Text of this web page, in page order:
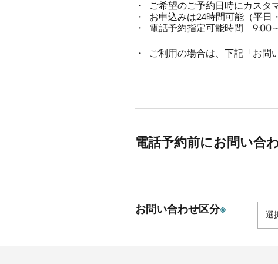
ご希望のご予約日時にカスタ
お申込みは24時間可能（平日
電話予約指定可能時間 9:00
ご利用の場合は、下記「お問
電話予約前にお問い合
お問い合わせ区分※